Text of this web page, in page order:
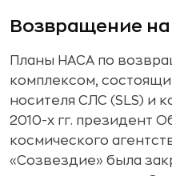
Возвращение
Планы НАСА по
комплексом,
носителя СЛС (SLS) и
2010-х гг. президент
космического
«Созвездие» была